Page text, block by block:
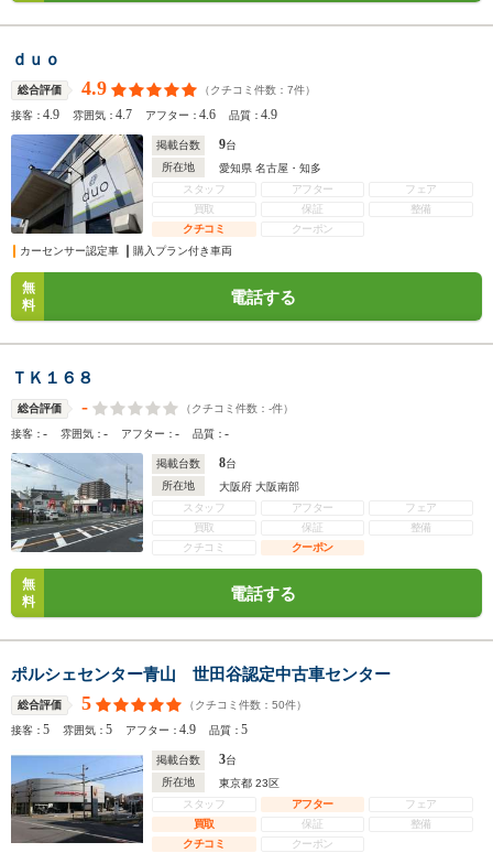
ｄｕｏ
総合評価 4.9 （クチコミ件数： 7件）
接客：4.9 雰囲気：4.7 アフター：4.6 品質：4.9
掲載台数 9台
所在地
愛知県 名古屋・知多
スタッフ
アフター
フェア
買取
保証
整備
クチコミ
クーポン
カーセンサー認定車
購入プラン付き車両
無
料
電話する
ＴＫ１６８
総合評価 - （クチコミ件数： -件）
接客：- 雰囲気：- アフター：- 品質：-
掲載台数 8台
所在地
大阪府 大阪南部
スタッフ
アフター
フェア
買取
保証
整備
クチコミ
クーポン
無
料
電話する
ポルシェセンター青山 世田谷認定中古車センター
総合評価 5 （クチコミ件数： 50件）
接客：5 雰囲気：5 アフター：4.9 品質：5
掲載台数 3台
所在地
東京都 23区
スタッフ
アフター
フェア
買取
保証
整備
クチコミ
クーポン